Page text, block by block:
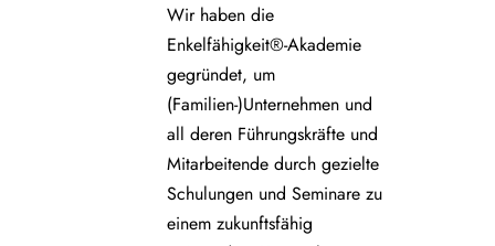
Wir haben die
Enkelfähigkeit®-Akademie
gegründet, um
(Familien-)Unternehmen und
all deren Führungskräfte und
Mitarbeitende durch gezielte
Schulungen und Seminare zu
einem zukunftsfähig